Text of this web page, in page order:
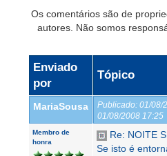
Os comentários são de
autores. Não somos
Enviado
por
Tópico
MariaSousa Publicado: 01/08/
01/08/2008 17:25
Membro de
honra
Re: NOITE
Se isto é